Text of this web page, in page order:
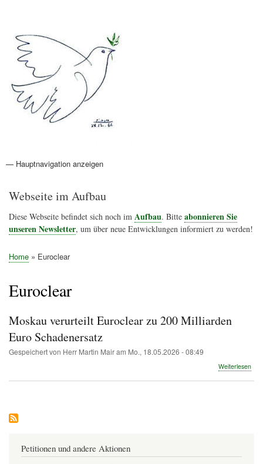
Hauptnavigation
— Hauptnavigation anzeigen
Aktionen
Friedensbewegung
Friedensprojekte
Home
Konflikte
Links
Narichtenlinks
News
Politik
Termine
Texte
Kunst
Friedensexperten
Friedensforschung
Friedensinitiativen
Friedensnachrichten
Webseite im Aufbau
Diese Webseite befindet sich noch im Aufbau. Bitte abonnieren Sie
unseren Newsletter, um über neue Entwicklungen informiert zu werden!
Home Euroclear
Euroclear
Moskau verurteilt Euroclear zu 200 Milliarden
Euro Schadenersatz
Gespeichert von Herr Martin Mairam Mo., 18.05.2026 - 08:49
Weiterlesen
Petitionen und andere Aktionen